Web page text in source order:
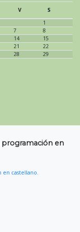
V
S
1
7
8
14
15
21
22
28
29
programación en
castellano.